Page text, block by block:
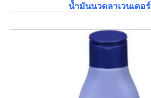
น้ำมันนวดลาเวนเดอร์